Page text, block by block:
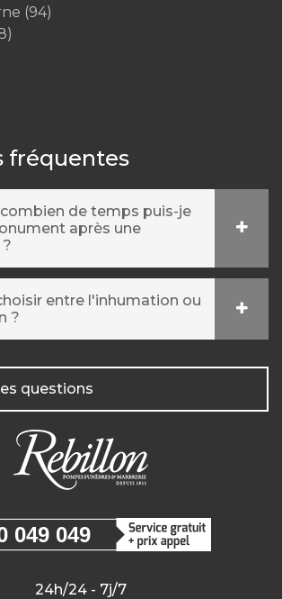
(94)
fréquentes
de temps puis-je
après une
entre l'inhumation ou
?
questions
049 049
24h/24 - 7j/7